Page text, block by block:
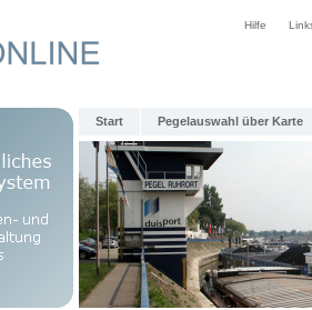
Hilfe
Start Pegelauswahl über Karte